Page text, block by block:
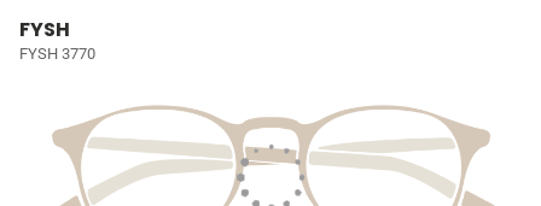
FYSH
FYSH 3770